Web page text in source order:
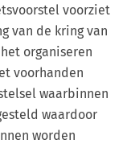
voorziet
van de kring van
organiseren
voorhanden
waarbinnen
waardoor
worden